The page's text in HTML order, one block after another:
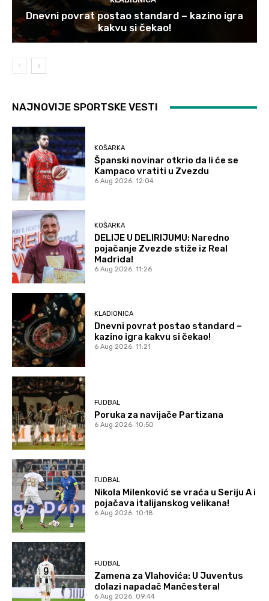
Dnevni povrat postao standard – kazino igra
kakvu si čekao!
NAJNOVIJE SPORTSKE VESTI
KOŠARKA
Španski novinar otkrio da li će se
Kampaco vratiti u Zvezdu
6 Aug 2026. 12:04
KOŠARKA
DELIJE U DELIRIJUMU: Naredno
pojačanje Zvezde stiže iz Real
Madrida!
6 Aug 2026. 11:26
KLADIONICA
Dnevni povrat postao standard –
kazino igra kakvu si čekao!
6 Aug 2026. 11:21
FUDBAL
Poruka za navijače Partizana
6 Aug 2026. 10:50
FUDBAL
Nikola Milenković se vraća u Seriju A i
pojačava italijanskog velikana!
6 Aug 2026. 10:18
FUDBAL
Zamena za Vlahovića: U Juventus
dolazi napadač Mančestera!
6 Aug 2026. 09:44